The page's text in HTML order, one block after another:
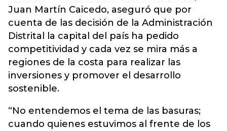
Juan Martín Caicedo, aseguró que por
cuenta de las decisión de la Administración
Distrital la capital del país ha pedido
competitividad y cada vez se mira más a
regiones de la costa para realizar las
inversiones y promover el desarrollo
sostenible.
“No entendemos el tema de las basuras;
cuando quienes estuvimos al frente de los